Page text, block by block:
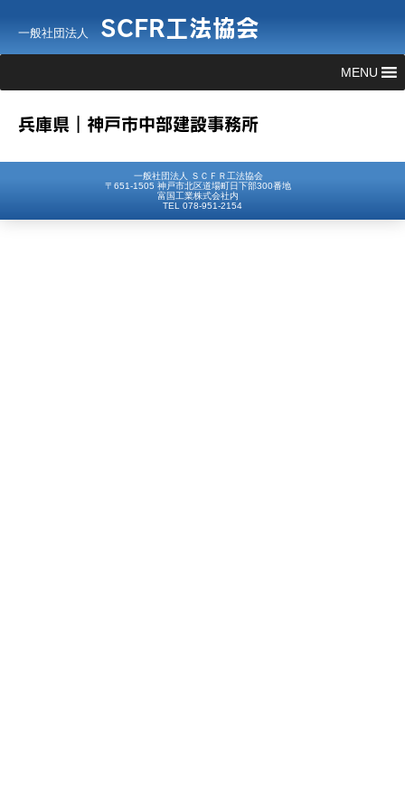
一般社団法人 SCFR工法協会
MENU
兵庫県｜神戸市中部建設事務所
一般社団法人 ＳＣＦＲ工法協会
〒651-1505 神戸市北区道場町日下部300番地
富国工業株式会社内
TEL 078-951-2154